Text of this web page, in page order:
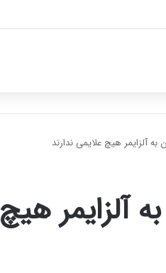
به آلزایمر هیچ علایمی ندارند
آلزایمر